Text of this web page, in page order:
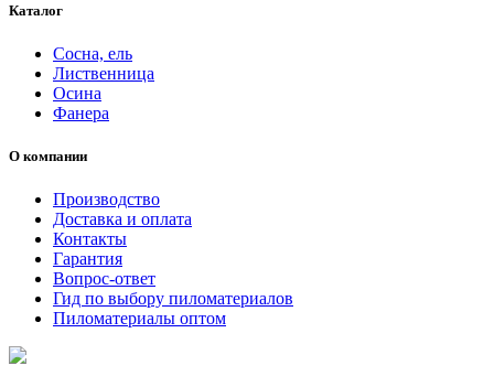
Каталог
Сосна, ель
Лиственница
Осина
Фанера
О компании
Производство
Доставка и оплата
Контакты
Гарантия
Вопрос-ответ
Гид по выбору пиломатериалов
Пиломатериалы оптом